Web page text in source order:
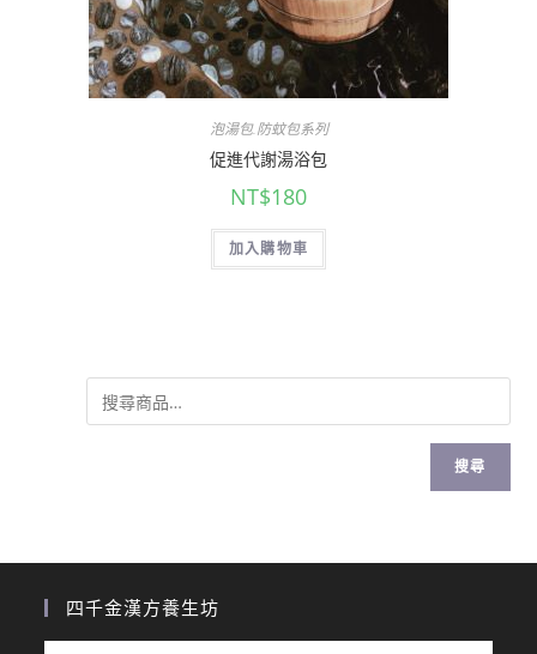
泡湯包.防蚊包系列
促進代謝湯浴包
NT$180
加入購物車
搜尋
四千金漢方養生坊